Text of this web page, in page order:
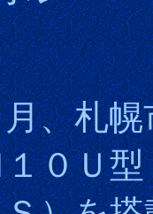
、札幌
０Ｕ型